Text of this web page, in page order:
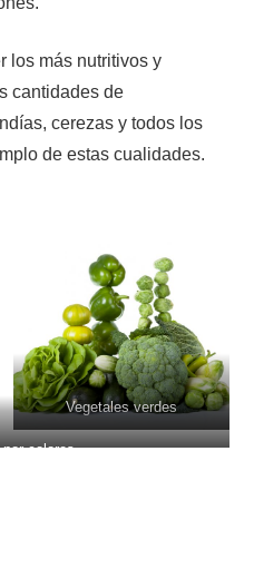
los más nutritivos y
cantidades de
cerezas y todos los
de estas cualidades.
Vegetales verdes
colores